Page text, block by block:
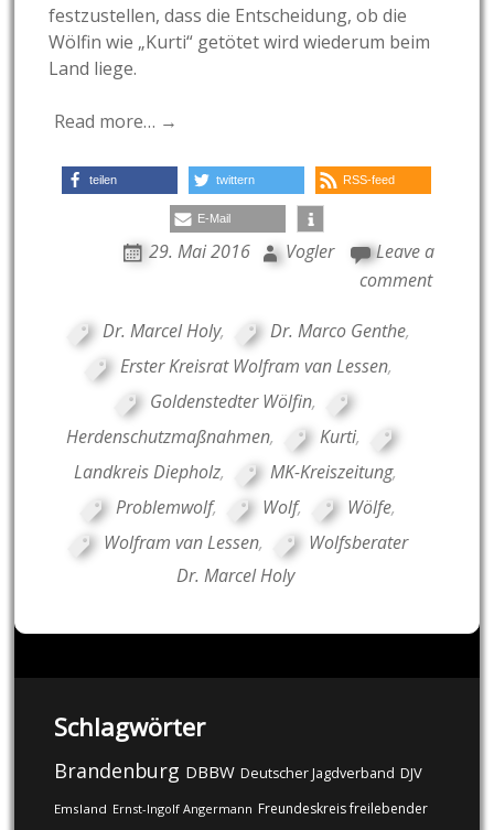
festzustellen, dass die Entscheidung, ob die
Wölfin wie „Kurti“ getötet wird wiederum beim
Land liege.
Read more… →
teilen twittern RSS-feed
E-Mail
29. Mai 2016 Vogler
Leave a
comment
Dr. Marcel Holy, Dr. Marco Genthe,
Erster Kreisrat Wolfram van Lessen,
Goldenstedter Wölfin,
Herdenschutzmaßnahmen, Kurti,
Landkreis Diepholz, MK-Kreiszeitung,
Problemwolf, Wolf, Wölfe,
Wolfram van Lessen,
Wolfsberater
Dr. Marcel Holy
Schlagwörter
Brandenburg DBBW Deutscher Jagdverband DJV
Emsland Ernst-Ingolf Angermann Freundeskreis freilebender